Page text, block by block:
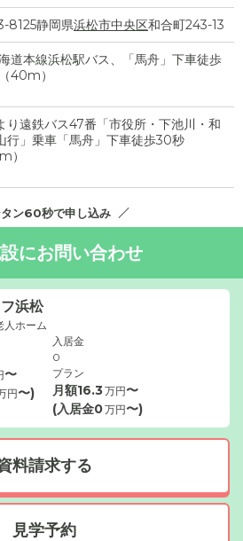
8125静岡県浜松市中央区和合町243-13
道本線浜松駅バス、「馬舟」下車徒歩
40m）
り遠鉄バス47番「市役所・下池川・和
行」乗車「馬舟」下車徒歩30秒
）
ン60秒で申し込み
にお問い合わせ
浜松
人ホーム
〜
円〜)
入居金
0
プラン
月額16.3万円〜
(入居金0万円〜)
料請求する
見学予約